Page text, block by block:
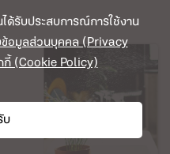
ด้รับประสบการณ์การใช้งาน
อมูลส่วนบุคคล (Privacy
กี้ (Cookie Policy)